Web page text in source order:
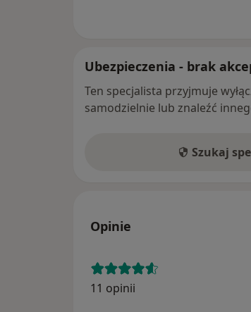
Ubezpieczenia - brak
Ten specjalista przyjmuje
samodzielnie lub znaleźć
Szukaj
Opinie
11 opinii